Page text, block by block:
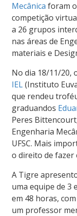
Mecânica foram
competição
a 26 grupos
nas áreas de
materiais e
No dia 18/11/20,
IEL(Instituto
que rendeu
graduandos
Peres
Engenharia
UFSC. Mais
o direito de fazer
A Tigre
uma equipe de 3
em 48 horas,
um professor